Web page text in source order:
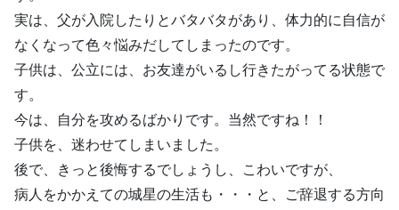
実は、父が入院したりとバタバタがあり、体力的に自信が
なくなって色々悩みだしてしまったのです。
子供は、公立には、お友達がいるし行きたがってる状態で
す。
今は、自分を攻めるばかりです。当然ですね！！
子供を、迷わせてしまいました。
後で、きっと後悔するでしょうし、こわいですが、
病人をかかえての城星の生活も・・・と、ご辞退する方向